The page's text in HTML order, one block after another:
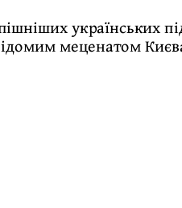
українських
меценатом